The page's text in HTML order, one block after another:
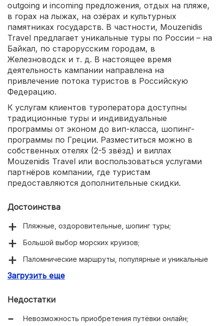
outgoing и incoming предложения, отдых на пляже,
в горах на лыжах, на озёрах и культурных
памятниках государств. В частности, Mouzenidis
Travel предлагает уникальные туры по России – на
Байкал, по старорусским городам, в
Железноводск и т. д. В настоящее время
деятельность кампании направлена на
привлечение потока туристов в Российскую
Федерацию.
К услугам клиентов туроператора доступны
традиционные туры и индивидуальные
программы от эконом до вип-класса, шопинг-
программы по Греции. Разместиться можно в
собственных отелях (2-5 звёзд) и виллах
Mouzenidis Travel или воспользоваться услугами
партнёров компании, где туристам
предоставляются дополнительные скидки.
Достоинства
Пляжные, оздоровительные, шопинг туры;
Большой выбор морских круизов;
Паломнические маршруты, популярные и уникальные
Организация шоу-программ и зрелищных
Загрузить еще
Недостатки
Невозможность приобретения путёвки онлайн;